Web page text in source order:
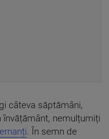
câteva săptămâni,
învățământ, nemulțumiți
. În semn de